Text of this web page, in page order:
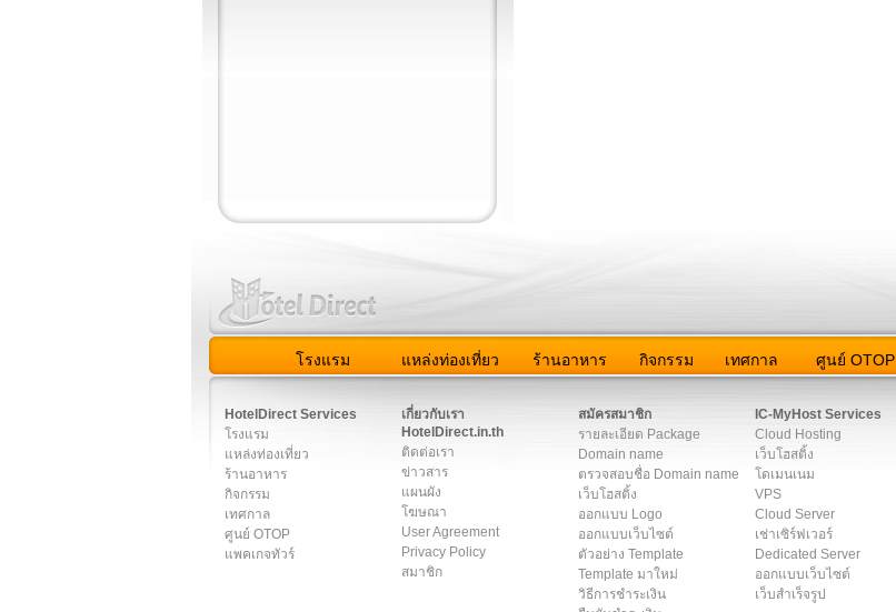
โรงแรม แหล่งท่องเที่ยว ร้านอาหาร กิจกรรม เทศกาล ศูนย์ OTOP
HotelDirect Services
โรงแรม
แหล่งท่องเที่ยว
ร้านอาหาร
กิจกรรม
เทศกาล
ศูนย์ OTOP
แพคเกจทัวร์
เกี่ยวกับเรา
HotelDirect.in.th
ติดต่อเรา
ข่าวสาร
แผนผัง
โฆษณา
User Agreement
Privacy Policy
สมาชิก
สมัครสมาชิก
รายละเอียด Package
Domain name
ตรวจสอบชื่อ Domain name
เว็บโฮสติ้ง
ออกแบบ Logo
ออกแบบเว็บไซต์
ตัวอย่าง Template
Template มาใหม่
วิธีการชำระเงิน
IC-MyHost Services
Cloud Hosting
เว็บโฮสติ้ง
โดเมนเนม
VPS
Cloud Server
เช่าเซิร์ฟเวอร์
Dedicated Server
ออกแบบเว็บไซต์
เว็บสำเร็จรูป